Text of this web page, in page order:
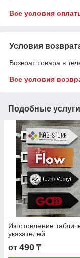
Все условия
Условия
Возврат товара в
Все условия
Подобные
Изготовление
указателей
от 490 ₸